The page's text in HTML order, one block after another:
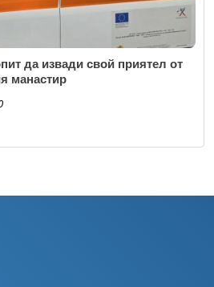
да извади свой приятел от
манастир